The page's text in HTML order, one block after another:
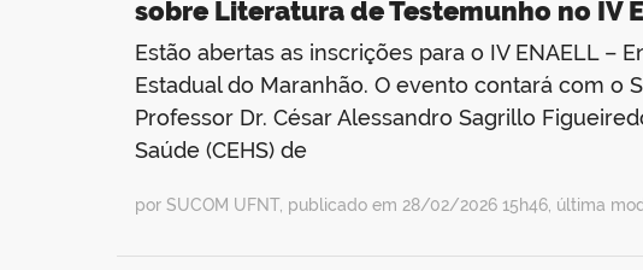
sobre Literatura de Testemunho no IV
Estão abertas as inscrições para o IV ENAELL –
Estadual do Maranhão. O evento contará com o
Professor Dr. César Alessandro Sagrillo
Saúde (CEHS) de
por SUCOM UFNT, publicado em 28/02/2026 15h46, última